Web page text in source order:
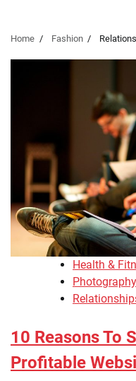
Home Fashion
Health &
Photography
10 Reasons To
Profitable